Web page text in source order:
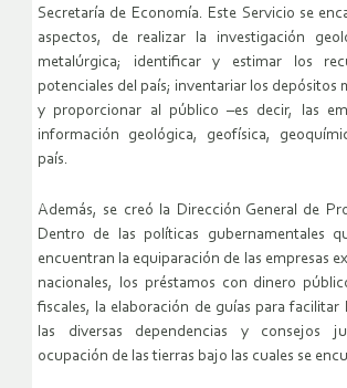
Secretaría de Economía. Este Servicio se
aspectos, de realizar la investigación
metalúrgica; identificar y estimar los
potenciales del país; inventariar los depósitos
y proporcionar al público –es decir, las
información geológica, geofísica,
país.
Además, se creó la Dirección General de
Dentro de las políticas gubernamentales
encuentran la equiparación de las empresas
nacionales, los préstamos con dinero
fiscales, la elaboración de guías para facilitar
las diversas dependencias y consejos
ocupación de las tierras bajo las cuales se